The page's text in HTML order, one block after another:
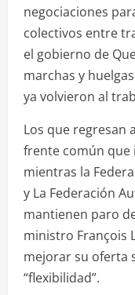
negociaciones
colectivos entre
el gobierno de
marchas y
ya volvieron al
Los que regresan
frente común que
mientras la
y La Federación
mantienen paro
ministro François
mejorar su oferta
“flexibilidad”.